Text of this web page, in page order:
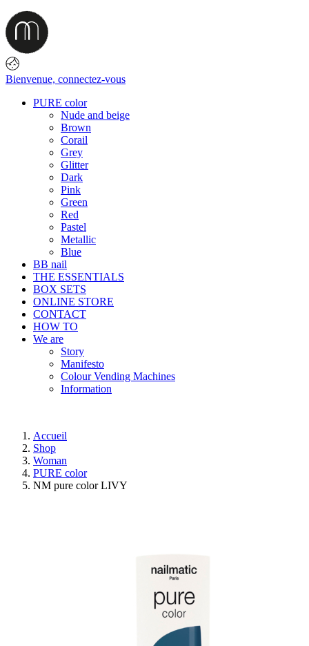
Bienvenue, connectez-vous
PURE color
Nude and beige
Brown
Corail
Grey
Glitter
Dark
Pink
Green
Red
Pastel
Metallic
Blue
BB nail
THE ESSENTIALS
BOX SETS
ONLINE STORE
CONTACT
HOW TO
We are
Story
Manifesto
Colour Vending Machines
Information
Accueil
Shop
Woman
PURE color
NM pure color LIVY